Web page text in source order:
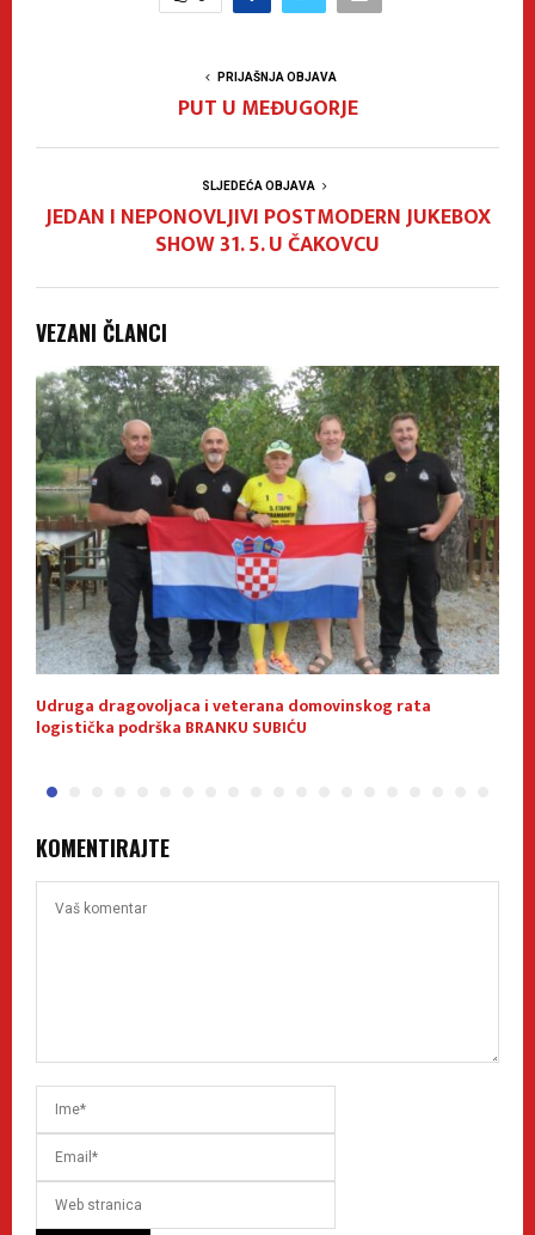
PRIJAŠNJA OBJAVA
PUT U MEĐUGORJE
SLJEDEĆA OBJAVA
JEDAN I NEPONOVLJIVI POSTMODERN JUKEBOX
SHOW 31. 5. U ČAKOVCU
VEZANI ČLANCI
Udruga dragovoljaca i veterana domovinskog rata
logistička podrška BRANKU SUBIĆU
KOMENTIRAJTE